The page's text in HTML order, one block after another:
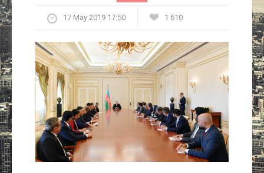
Müsahibə
İdman
Layihə
Gündəm
17 May 2019 17:50 1 610